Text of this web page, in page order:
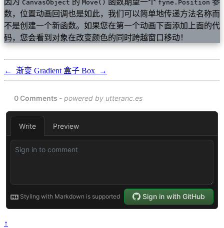
CanvasObject Move() fyne.Position
数，位置动画回调也是如此，我们可以简单地传递方法名称而
不是创建一个新函数。如果您在第一个动画下面添加上面的代
码，您会看到对象在改变颜色的同时跨越窗口移动！
← 渐变 Gradient 盒子 Box →
↑